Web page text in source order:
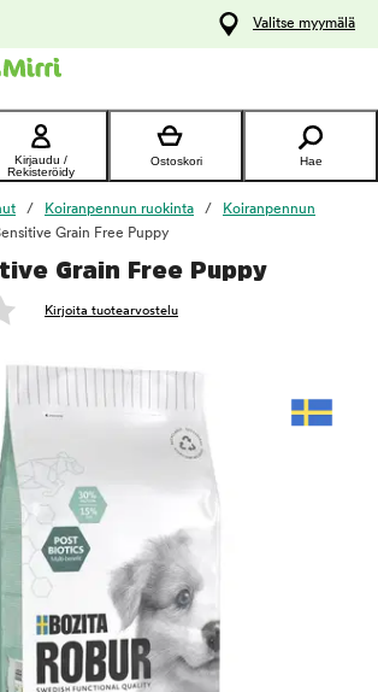
Valitse myymälä
Kirjaudu /
Rekisteröidy
Ostoskori Hae
Koiranpennun ruokinta
Koiranpennun
Grain Free Puppy
Grain Free Puppy
Kirjoita tuotearvostelu